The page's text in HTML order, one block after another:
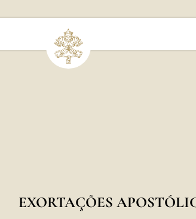
EXORTAÇÕES